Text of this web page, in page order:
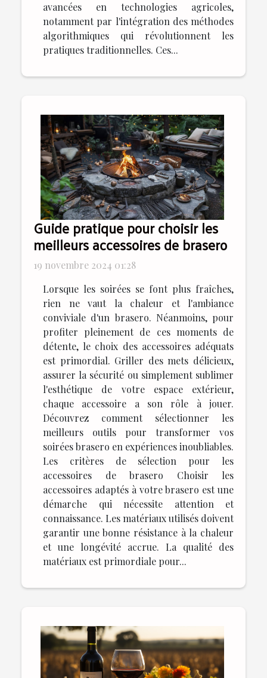
avancées en technologies agricoles,
notamment par l'intégration des méthodes
algorithmiques qui révolutionnent les
pratiques traditionnelles. Ces...
Guide pratique pour choisir les
meilleurs accessoires de brasero
19 novembre 2024 01:28
Lorsque les soirées se font plus fraîches,
rien ne vaut la chaleur et l'ambiance
conviviale d'un brasero. Néanmoins, pour
profiter pleinement de ces moments de
détente, le choix des accessoires adéquats
est primordial. Griller des mets délicieux,
assurer la sécurité ou simplement sublimer
l'esthétique de votre espace extérieur,
chaque accessoire a son rôle à jouer.
Découvrez comment sélectionner les
meilleurs outils pour transformer vos
soirées brasero en expériences inoubliables.
Les critères de sélection pour les
accessoires de brasero Choisir les
accessoires adaptés à votre brasero est une
démarche qui nécessite attention et
connaissance. Les matériaux utilisés doivent
garantir une bonne résistance à la chaleur
et une longévité accrue. La qualité des
matériaux est primordiale pour...